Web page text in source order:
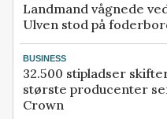
Landmand vågnede
Ulven stod på
BUSINESS
32.500 stipladser
største producenter
Crown